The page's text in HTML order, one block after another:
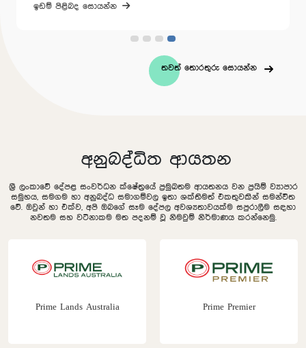
සොයන්න
තවත් තොරතුරු සොයන්න
අනුබද්ධිත ආයතන
ශ්‍රී ලංකාවේ දේපළ සංවර්ධන ක්ෂේත්‍රයේ ප්‍රමුඛතම ආයතනය වන ප්‍රයිම් ව්‍යාපාර
සමුහය, සමගම හා අනුබද්ධ සමාගම්වල ඉතා ශක්තිමත් එකතුවකින් සමන්විත
වේ. ඔවුන් හා එක්ව, අපි ඔබගේ සෑම දේපල අවශ්‍යතාවයක්ම සපුරාලීම සඳහා
නවතම සහ වටිනාකම මත පදනම් වූ නිමවුම් නිර්මාණය කරන්නෙමු.
Prime Lands Australia Prime Premier